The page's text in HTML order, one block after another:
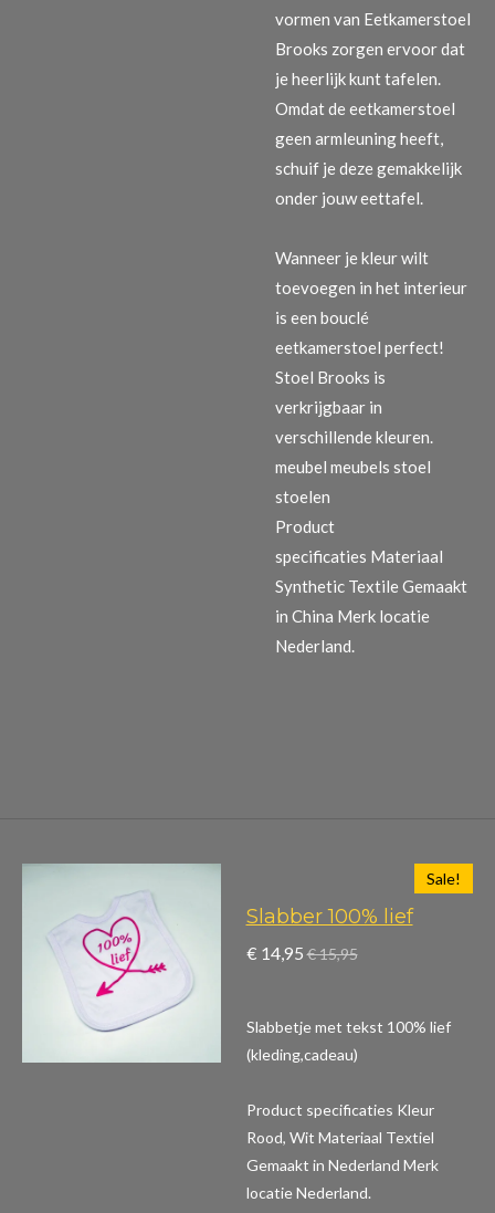
vormen van Eetkamerstoel
Brooks zorgen ervoor dat
je heerlijk kunt tafelen.
Omdat de eetkamerstoel
geen armleuning heeft,
schuif je deze gemakkelijk
onder jouw eettafel.
Wanneer je kleur wilt
toevoegen in het interieur
is een bouclé
eetkamerstoel perfect!
Stoel Brooks is
verkrijgbaar in
verschillende kleuren.
meubel meubels stoel
stoelen
Product
specificaties Materiaal
Synthetic Textile Gemaakt
in China Merk locatie
Nederland.
Sale!
Slabber 100% lief
€ 14,95 € 15,95
Slabbetje met tekst 100% lief
(kleding,cadeau)
Product specificaties Kleur
Rood, Wit Materiaal Textiel
Gemaakt in Nederland Merk
locatie Nederland.